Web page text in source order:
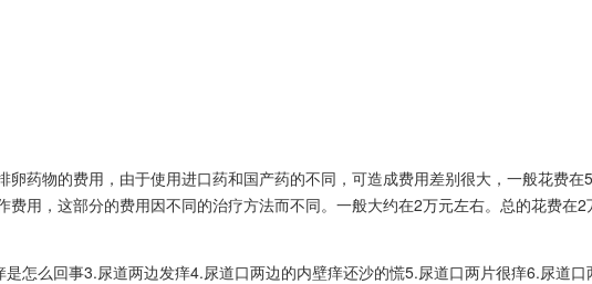
卵药物的费用，由于使用进口药和国产药的不同，可造成费用差别很大，一般花费
用，这部分的费用因不同的治疗方法而不同。一般大约在2万元左右。总的花费在2
怎么回事3.尿道两边发痒4.尿道口两边的内壁痒还沙的慌5.尿道口两片很痒6.尿道